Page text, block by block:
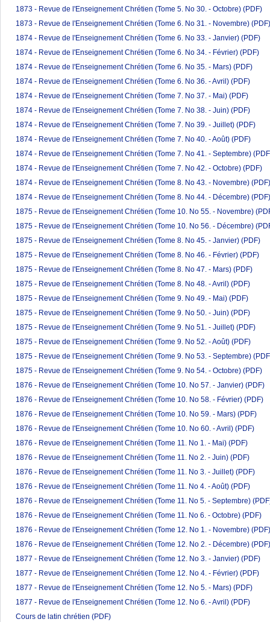
1873 - Revue de l'Enseignement Chrétien (Tome 5. No 30. - Octobre) (PDF)
1873 - Revue de l'Enseignement Chrétien (Tome 6. No 31. - Novembre) (PDF)
1874 - Revue de l'Enseignement Chrétien (Tome 6. No 33. - Janvier) (PDF)
1874 - Revue de l'Enseignement Chrétien (Tome 6. No 34. - Février) (PDF)
1874 - Revue de l'Enseignement Chrétien (Tome 6. No 35. - Mars) (PDF)
1874 - Revue de l'Enseignement Chrétien (Tome 6. No 36. - Avril) (PDF)
1874 - Revue de l'Enseignement Chrétien (Tome 7. No 37. - Mai) (PDF)
1874 - Revue de l'Enseignement Chrétien (Tome 7. No 38. - Juin) (PDF)
1874 - Revue de l'Enseignement Chrétien (Tome 7. No 39. - Juillet) (PDF)
1874 - Revue de l'Enseignement Chrétien (Tome 7. No 40. - Août) (PDF)
1874 - Revue de l'Enseignement Chrétien (Tome 7. No 41. - Septembre)
1874 - Revue de l'Enseignement Chrétien (Tome 7. No 42. - Octobre) (PDF)
1874 - Revue de l'Enseignement Chrétien (Tome 8. No 43. - Novembre) (PDF)
1874 - Revue de l'Enseignement Chrétien (Tome 8. No 44. - Décembre) (PDF)
1875 - Revue de l'Enseignement Chrétien (Tome 10. No 55. - Novembre)
1875 - Revue de l'Enseignement Chrétien (Tome 10. No 56. - Décembre)
1875 - Revue de l'Enseignement Chrétien (Tome 8. No 45. - Janvier) (PDF)
1875 - Revue de l'Enseignement Chrétien (Tome 8. No 46. - Février) (PDF)
1875 - Revue de l'Enseignement Chrétien (Tome 8. No 47. - Mars) (PDF)
1875 - Revue de l'Enseignement Chrétien (Tome 8. No 48. - Avril) (PDF)
1875 - Revue de l'Enseignement Chrétien (Tome 9. No 49. - Mai) (PDF)
1875 - Revue de l'Enseignement Chrétien (Tome 9. No 50. - Juin) (PDF)
1875 - Revue de l'Enseignement Chrétien (Tome 9. No 51. - Juillet) (PDF)
1875 - Revue de l'Enseignement Chrétien (Tome 9. No 52. - Août) (PDF)
1875 - Revue de l'Enseignement Chrétien (Tome 9. No 53. - Septembre)
1875 - Revue de l'Enseignement Chrétien (Tome 9. No 54. - Octobre) (PDF)
1876 - Revue de l'Enseignement Chrétien (Tome 10. No 57. - Janvier) (PDF)
1876 - Revue de l'Enseignement Chrétien (Tome 10. No 58. - Février) (PDF)
1876 - Revue de l'Enseignement Chrétien (Tome 10. No 59. - Mars) (PDF)
1876 - Revue de l'Enseignement Chrétien (Tome 10. No 60. - Avril) (PDF)
1876 - Revue de l'Enseignement Chrétien (Tome 11. No 1. - Mai) (PDF)
1876 - Revue de l'Enseignement Chrétien (Tome 11. No 2. - Juin) (PDF)
1876 - Revue de l'Enseignement Chrétien (Tome 11. No 3. - Juillet) (PDF)
1876 - Revue de l'Enseignement Chrétien (Tome 11. No 4. - Août) (PDF)
1876 - Revue de l'Enseignement Chrétien (Tome 11. No 5. - Septembre)
1876 - Revue de l'Enseignement Chrétien (Tome 11. No 6. - Octobre) (PDF)
1876 - Revue de l'Enseignement Chrétien (Tome 12. No 1. - Novembre) (PDF)
1876 - Revue de l'Enseignement Chrétien (Tome 12. No 2. - Décembre) (PDF)
1877 - Revue de l'Enseignement Chrétien (Tome 12. No 3. - Janvier) (PDF)
1877 - Revue de l'Enseignement Chrétien (Tome 12. No 4. - Février) (PDF)
1877 - Revue de l'Enseignement Chrétien (Tome 12. No 5. - Mars) (PDF)
1877 - Revue de l'Enseignement Chrétien (Tome 12. No 6. - Avril) (PDF)
Cours de latin chrétien (PDF)